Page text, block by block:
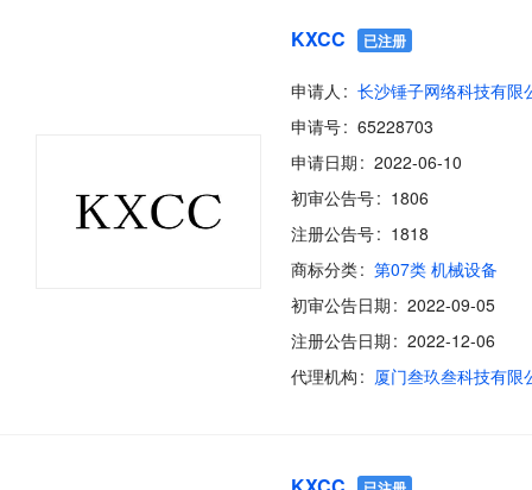
KXCC 已注册
申请人
长沙锤子网络科技有限
申请号
65228703
申请日期
2022-06-10
初审公告号
1806
注册公告号
1818
商标分类
第07类 机械设备
初审公告日期
2022-09-05
注册公告日期
2022-12-06
代理机构
厦门叁玖叁科技有限